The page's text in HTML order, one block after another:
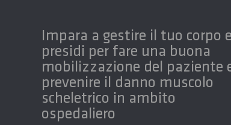
Impara a gestire il tuo corpo
presidi per fare una buona
mobilizzazione del paziente
prevenire il danno muscolo
scheletrico in ambito
ospedaliero